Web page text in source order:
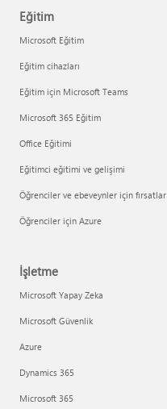
Eğitim
Microsoft Eğitim
Eğitim cihazları
Eğitim için Microsoft Teams
Microsoft 365 Eğitim
Office Eğitimi
Eğitimci eğitimi ve gelişimi
Öğrenciler ve ebeveynler için fırsatlar
Öğrenciler için Azure
İşletme
Microsoft Yapay Zeka
Microsoft Güvenlik
Azure
Dynamics 365
Microsoft 365